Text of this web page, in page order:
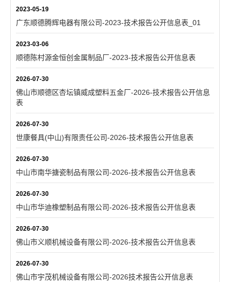
2023-05-19
广东顺德腾辉电器有限公司-2023-技术报告公开信息表_01
2023-03-06
顺德陈村源金恒创金属制品厂-2023-技术报告公开信息表
2026-07-30
佛山市顺德区杏坛镇威成塑料五金厂-2026-技术报告公开信息
表
2026-07-30
世康餐具(中山)有限责任公司-2026-技术报告公开信息表
2026-07-30
中山市南华搪瓷制品有限公司-2026-技术报告公开信息表
2026-07-30
中山市华迪橡塑制品有限公司-2026-技术报告公开信息表
2026-07-30
佛山市义顺机械设备有限公司-2026-技术报告公开信息表
2026-07-30
佛山市宇茂机械设备有限公司-2026技术报告公开信息表